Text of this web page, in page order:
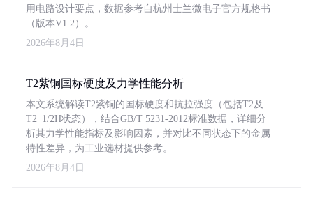
用电路设计要点，数据参考自杭州士兰微电子官方规格书
（版本V1.2）。
2026年8月4日
T2紫铜国标硬度及力学性能分析
本文系统解读T2紫铜的国标硬度和抗拉强度（包括T2及
T2_1/2H状态），结合GB/T 5231-2012标准数据，详细分
析其力学性能指标及影响因素，并对比不同状态下的金属
特性差异，为工业选材提供参考。
2026年8月4日